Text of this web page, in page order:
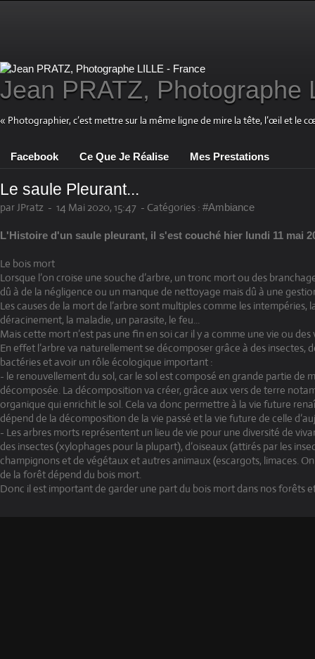
Jean PRATZ, Photographe
« Photographier, c’est mettre sur la même ligne de mire la tête, l’œil et le
Facebook Ce Que Je Réalise Mes Prestations
Le saule Pleurant...
par JPratz - 14 Mai 2020, 15:47 - Catégories : #Ambiance
L'Histoire d'un saule pleurant, il s'est couché hier lundi 11 mai
Le bois mort
Lorsque l’on croise une souche d’arbre, un tronc mort ou des
dû à de la négligence ou un manque de nettoyage mais dû à une
Les causes de la mort de l’arbre sont multiples comme les intempéries,
déracinement, la maladie, un parasite, le feu...
Mais cette mort n’est pas une fin en soi car il y a comme une vie ou des
En effet l’arbre va naturellement se décomposer grâce à des insectes,
bactéries et avoir un rôle écologique important :
- le renouvellement du sol, car le sol est composé en grande partie de
décomposée. La décomposition va créer, grâce aux vers de terre
organique qui enrichit le sol. Cela va donc permettre à la vie future
dépend de la décomposition de la vie passé et la vie future de celle
- Les arbres morts représentent un lieu de vie pour une diversité de
des insectes (xylophages pour la plupart), d’oiseaux (attirés par les
champignons et de végétaux et autres animaux (escargots, limaces.
de la forêt dépend du bois mort.
Donc il est important de garder une part du bois mort dans nos forêts